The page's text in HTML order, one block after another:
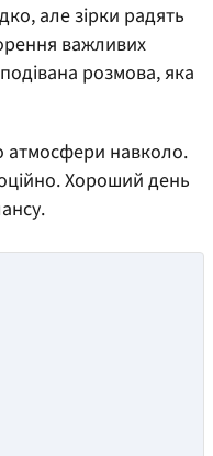
але зірки радять
важливих
розмова, яка
атмосфери навколо.
Хороший день